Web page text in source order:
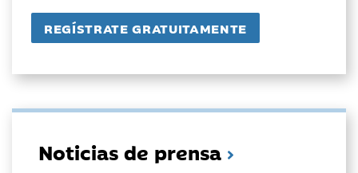
Noticias de prensa